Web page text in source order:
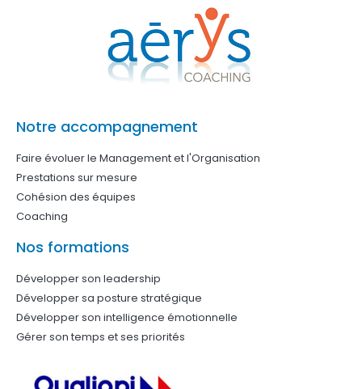
Notre accompagnement
Faire évoluer le Management et l'Organisation
Prestations sur mesure
Cohésion des équipes
Coaching
Nos formations
Développer son leadership
Développer sa posture stratégique
Développer son intelligence émotionnelle
Gérer son temps et ses priorités